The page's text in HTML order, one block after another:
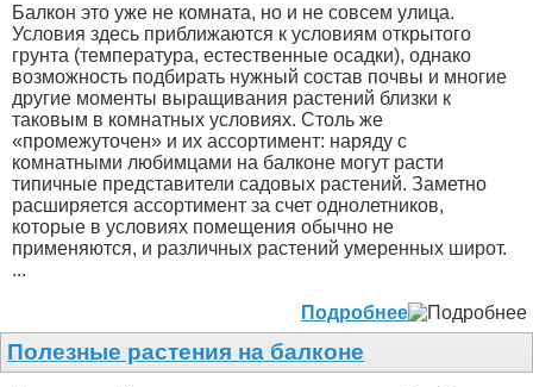
Балкон это уже не комната, но и не совсем улица.
Условия здесь приближаются к условиям открытого
грунта (температура, естественные осадки), однако
возможность подбирать нужный состав почвы и многие
другие моменты выращивания растений близки к
таковым в комнатных условиях. Столь же
«промежуточен» и их ассортимент: наряду с
комнатными любимцами на балконе могут расти
типичные представители садовых растений. Заметно
расширяется ассортимент за счет однолетников,
которые в условиях помещения обычно не
применяются, и различных растений умеренных широт.
...
Подробнее
Полезные растения на балконе